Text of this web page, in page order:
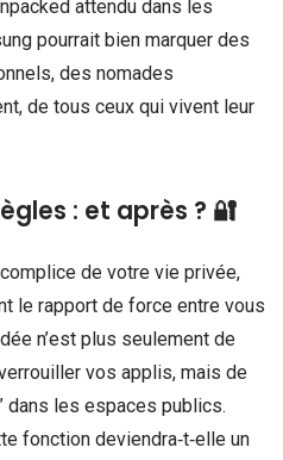
attendu dans les
pourrait bien marquer des
des nomades
de tous ceux qui vivent leur
: et après ? 🔐
complice de votre vie privée,
le rapport de force entre vous
n’est plus seulement de
vos applis, mais de
dans les espaces publics.
fonction deviendra‑t‑elle un